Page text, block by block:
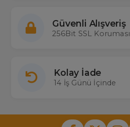
Güvenli Alışveriş
256Bit SSL Koruması
Kolay İade
14 İş Günü İçinde